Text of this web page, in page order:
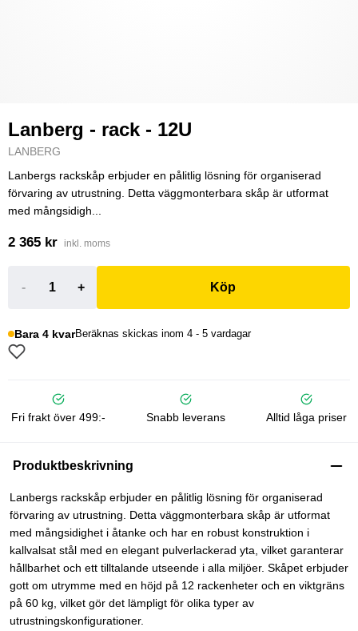
Lanberg - rack - 12U
LANBERG
Lanbergs rackskåp erbjuder en pålitlig lösning för organiserad
förvaring av utrustning. Detta väggmonterbara skåp är utformat
med mångsidigh...
2 365 kr inkl. moms
- + Köp
Bara 4 kvarBeräknas skickas inom 4 - 5 vardagar
Fri frakt över 499:- Snabb leverans Alltid låga priser
Produktbeskrivning
Lanbergs rackskåp erbjuder en pålitlig lösning för organiserad
förvaring av utrustning. Detta väggmonterbara skåp är utformat
med mångsidighet i åtanke och har en robust konstruktion i
kallvalsat stål med en elegant pulverlackerad yta, vilket garanterar
hållbarhet och ett tilltalande utseende i alla miljöer. Skåpet erbjuder
gott om utrymme med en höjd på 12 rackenheter och en viktgräns
på 60 kg, vilket gör det lämpligt för olika typer av
utrustningskonfigurationer.